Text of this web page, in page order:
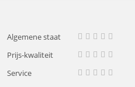
Algemene staat
Prijs-kwaliteit
verhouding
Service